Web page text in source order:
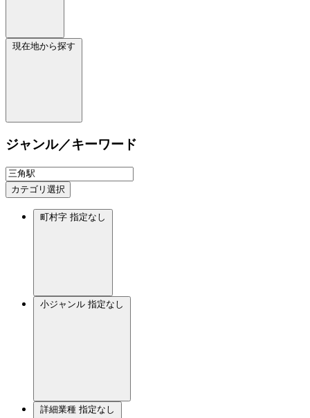
現在地から探す
ジャンル／キーワード
カテゴリ選択
町村字 指定なし
小ジャンル 指定なし
詳細業種 指定なし